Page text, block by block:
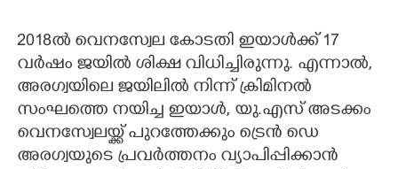
2018ൽ വെനസ്വേല കോടതി ഇയാൾക്ക് 17
വർഷം ജയിൽ ശിക്ഷ വിധിച്ചിരുന്നു. എന്നാൽ,
അരഗ്വയിലെ ജയിലിൽ നിന്ന് ക്രിമിനൽ
സംഘത്തെ നയിച്ച ഇയാൾ, യു.എസ് അടക്കം
വെനസ്വേലയ്ക്ക് പുറത്തേക്കും ട്രെൻ ഡെ
അരഗ്വയുടെ പ്രവർത്തനം വ്യാപിപ്പിക്കാൻ